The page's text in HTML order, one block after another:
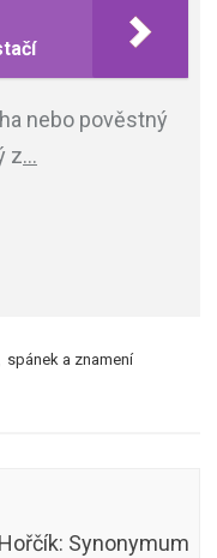
nebo pověstný
z…
spánek a znamení
Hořčík: Synonymum